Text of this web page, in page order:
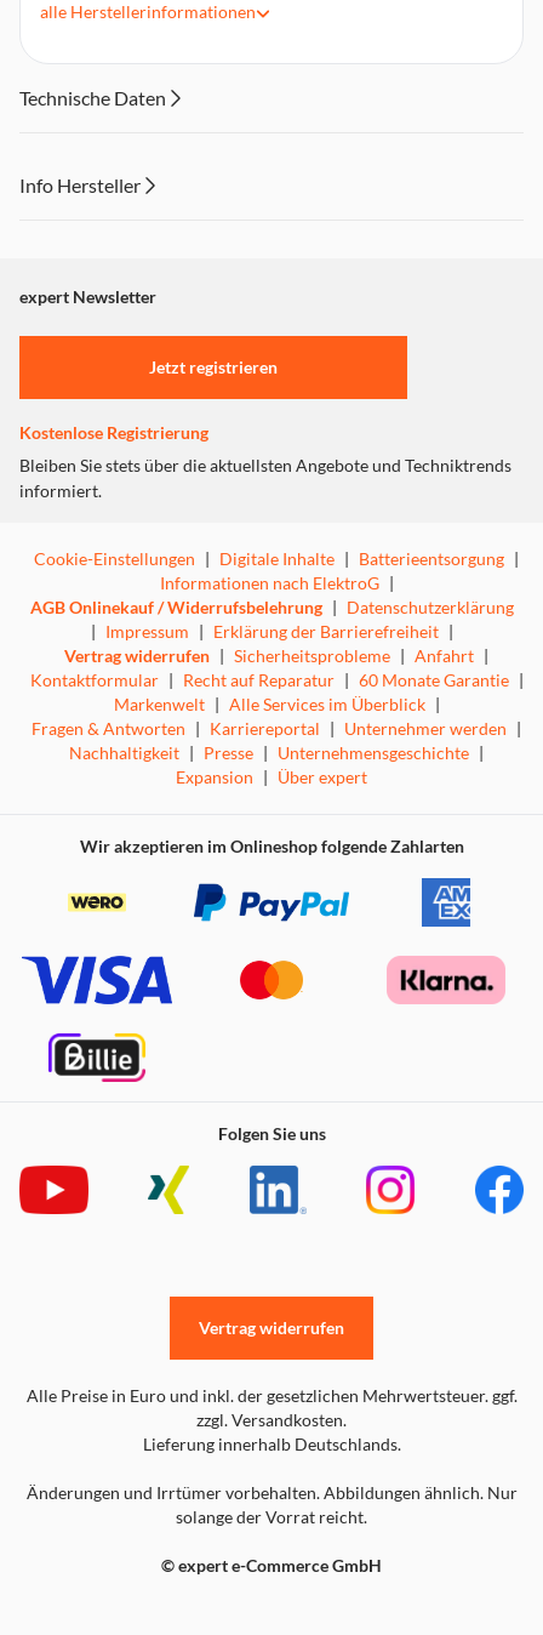
Stecker Material: CuZnNi, vergoldet
alle Herstellerinformationen
Technische Daten
Info Hersteller
"Marketing".
Einstellungen anpassen
expert Newsletter
Jetzt registrieren
Kostenlose Registrierung
Bleiben Sie stets über die aktuellsten Angebote und Techniktrends
informiert.
Cookie-Einstellungen | Digitale Inhalte | Batterieentsorgung |
Informationen nach ElektroG |
AGB Onlinekauf / Widerrufsbelehrung | Datenschutzerklärung
| Impressum | Erklärung der Barrierefreiheit |
Vertrag widerrufen | Sicherheitsprobleme | Anfahrt |
Kontaktformular | Recht auf Reparatur | 60 Monate Garantie |
Markenwelt | Alle Services im Überblick |
Fragen & Antworten | Karriereportal | Unternehmer werden |
Nachhaltigkeit | Presse | Unternehmensgeschichte |
Expansion | Über expert
Wir akzeptieren im Onlineshop folgende Zahlarten
Folgen Sie uns
Alle Preise in Euro und inkl. der gesetzlichen Mehrwertsteuer. ggf.
zzgl. Versandkosten.
Lieferung innerhalb Deutschlands.
Änderungen und Irrtümer vorbehalten. Abbildungen ähnlich. Nur
solange der Vorrat reicht.
© expert e-Commerce GmbH
Vertrag widerrufen